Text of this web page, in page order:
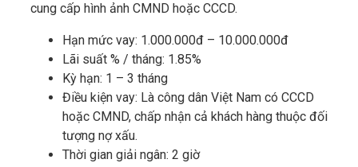
cung cấp hình ảnh CMND hoặc CCCD.
Hạn mức vay: 1.000.000đ – 10.000.000đ
Lãi suất % / tháng: 1.85%
Kỳ hạn: 1 – 3 tháng
Điều kiện vay: Là công dân Việt Nam có CCCD
hoặc CMND, chấp nhận cả khách hàng thuộc đối
tượng nợ xấu.
Thời gian giải ngân: 2 giờ